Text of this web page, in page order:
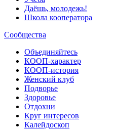
Даёшь, молодежь!
Школа кооператора
Сообщества
Объединяйтесь
КООП-характер
КООП-история
Женский клуб
Подворье
Здоровье
Отдохни
Круг интересов
Калейдоскоп